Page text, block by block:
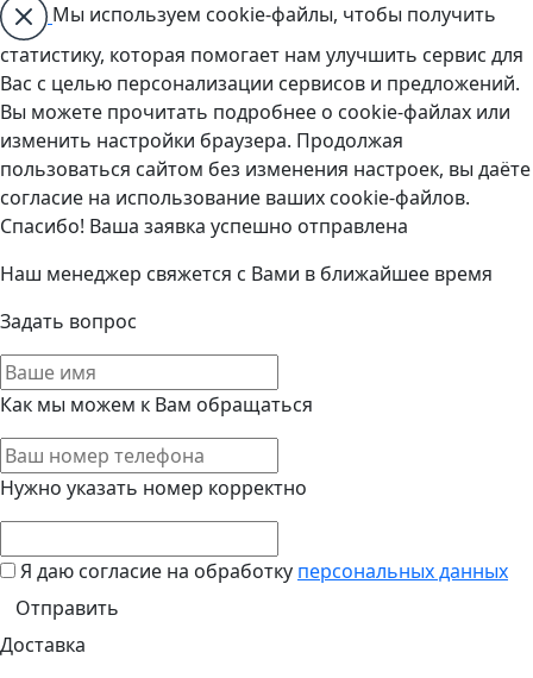
Мы используем cookie-файлы, чтобы получить
статистику, которая помогает нам улучшить сервис для
Вас с целью персонализации сервисов и предложений.
Вы можете прочитать подробнее о cookie-файлах или
изменить настройки браузера. Продолжая
пользоваться сайтом без изменения настроек, вы даёте
согласие на использование ваших cookie-файлов.
Спасибо! Ваша заявка успешно отправлена
Наш менеджер свяжется с Вами в ближайшее время
Задать вопрос
Как мы можем к Вам обращаться
Нужно указать номер корректно
Я даю согласие на обработку персональных данных
Доставка